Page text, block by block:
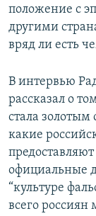
положение с
другими
вряд ли есть
В интервью
рассказал о
стала
какие
официальные
“культуре
всего россиян